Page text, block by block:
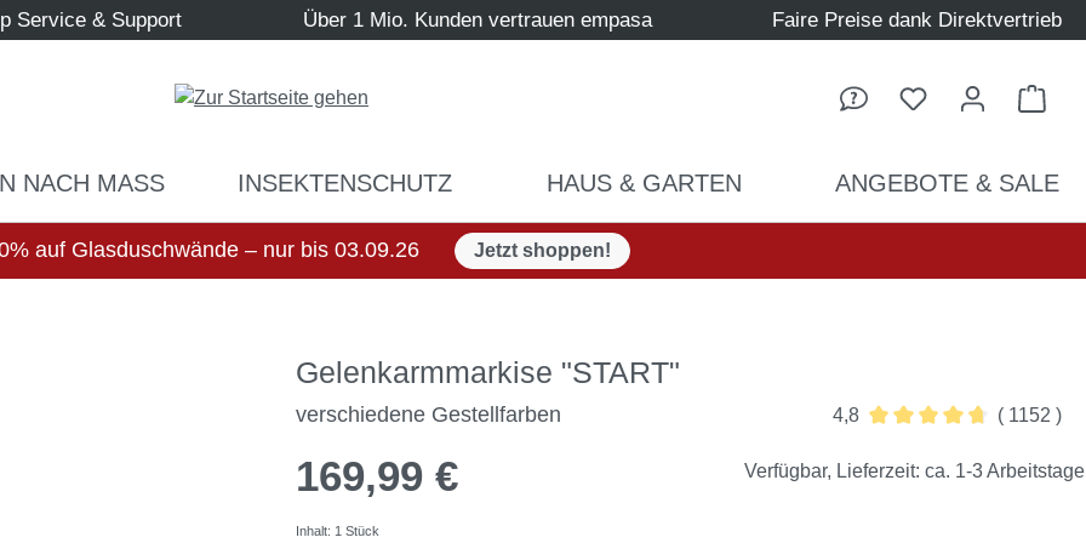
Service & Support Über 1 Mio. Kunden vertrauen empasa Faire Preise dank Direktvertrieb
NACH MASS INSEKTENSCHUTZ HAUS & GARTEN ANGEBOTE & SALE
auf Glasduschwände – nur bis 03.09.26 Jetzt shoppen!
Gelenkarmmarkise "START"
verschiedene Gestellfarben
4,8
( 1152 )
169,99 €
Inhalt: 1 Stück
Verfügbar, Lieferzeit: ca. 1-3 Arbeitstage